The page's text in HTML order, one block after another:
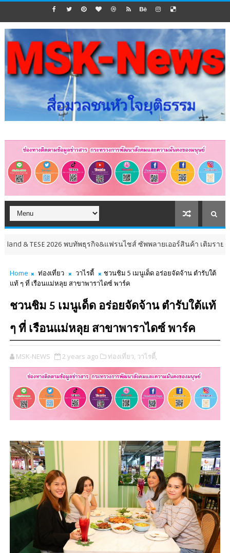
พบทัพธุรกิจ&แฟรนไชส์ ซัพพลายเออร์สินค้า เติมรายได้ช่วยเศรษฐกิจไทย
Home ท่องเที่ยว วาไรตี้
ชวนชิม 5 เมนูเด็ด อร่อยจัดจ้าน ตำรับใต้
แท้ ๆ ที่ เรือนแม่หลุย สาขาพาราไดซ์ พาร์ค
ชวนชิม 5 เมนูเด็ด อร่อยจัดจ้าน ตำรับใต้แท้
ๆ ที่ เรือนแม่หลุย สาขาพาราไดซ์ พาร์ค
MSK-NEWS 2 years ago ท่องเที่ยว, วาไรตี้,